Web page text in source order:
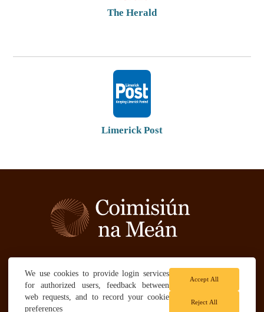
The Herald
Limerick Post
Téarmaí & Coinníollacha
Polasaí príobháideachais
We use cookies to provide login services
for authorized users, feedback between
web requests, and to record your cookie
preferences
Accept All
Reject All